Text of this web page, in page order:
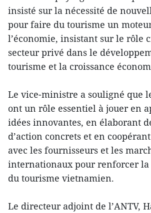
insisté sur la nécessité de
pour faire du tourisme un
l’économie, insistant sur le rôle
secteur privé dans le
tourisme et la croissance
Le vice-ministre a souligné que
ont un rôle essentiel à jouer en
idées innovantes, en élaborant
d’action concrets et en
avec les fournisseurs et les
internationaux pour renforcer
du tourisme vietnamien.
Le directeur adjoint de l’ANTV,